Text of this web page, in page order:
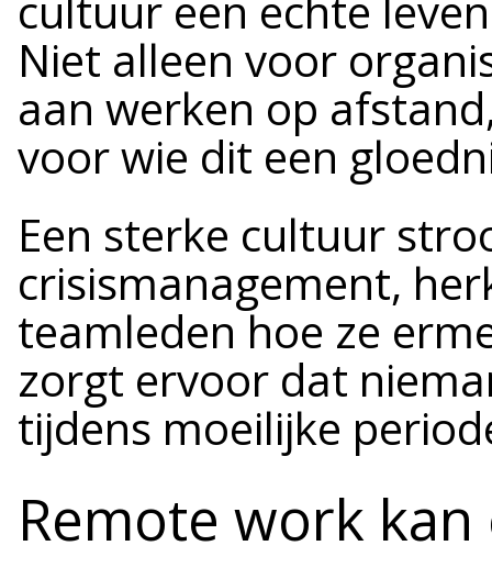
Niet alleen voor
aan werken op
voor wie dit een
Een sterke cultuur
crisismanagement,
teamleden hoe ze
zorgt ervoor dat
tijdens moeilijke
Remote work